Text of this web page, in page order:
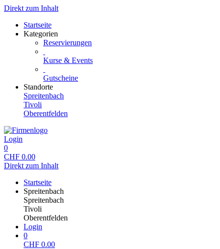
Direkt zum Inhalt
Startseite
Kategorien
Reservierungen
Kurse & Events
Gutscheine
Standorte
Spreitenbach
Tivoli
Oberentfelden
Login
0
CHF 0.00
Direkt zum Inhalt
Startseite
Spreitenbach
Spreitenbach
Tivoli
Oberentfelden
Login
0
CHF 0.00